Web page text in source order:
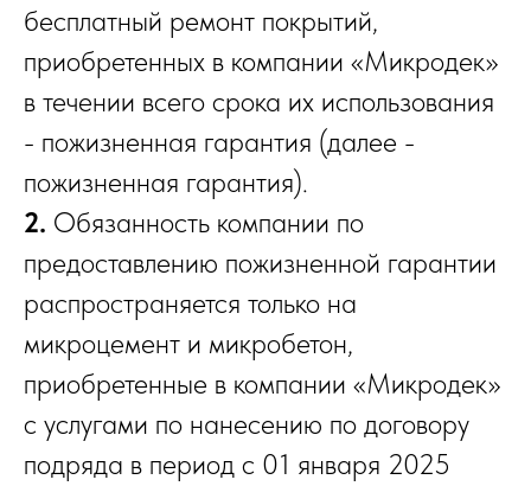
бесплатный ремонт покрытий,
приобретенных в компании «Микродек»
в течении всего срока их использования
- пожизненная гарантия (далее -
пожизненная гарантия).
2. Обязанность компании по
предоставлению пожизненной гарантии
распространяется только на
микроцемент и микробетон,
приобретенные в компании «Микродек»
с услугами по нанесению по договору
подряда в период с 01 января 2025